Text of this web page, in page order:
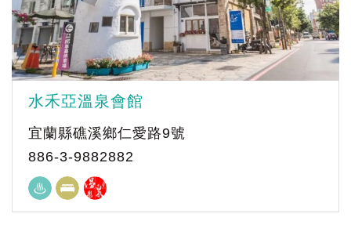
水禾亞溫泉會館
宜蘭縣礁溪鄉仁愛路9號
886-3-9882882